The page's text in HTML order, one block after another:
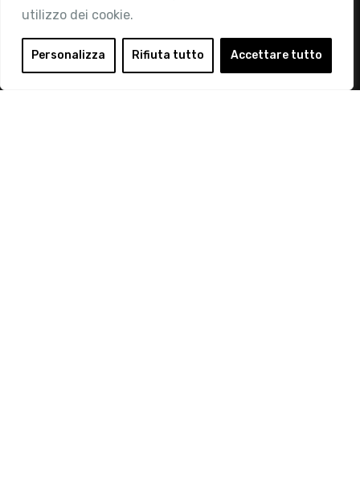
utilizzo dei cookie.
Personalizza Rifiuta tutto Accettare tutto
Area Riservata
Login
Diventa Socio